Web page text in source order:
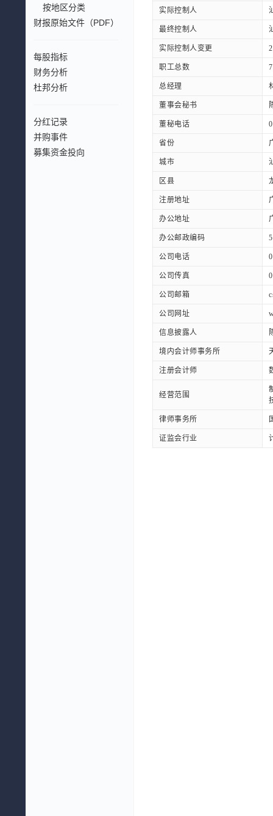
按地区分类
财报原始文件（PDF）
每股指标
财务分析
杜邦分析
分红记录
并购事件
募集资金投向
实际控制人
最终控制人
实际控制人变更
职工总数
总经理
董事会秘书
董秘电话
省份
城市
区县
注册地址
办公地址
办公邮政编码
公司电话
公司传真
公司邮箱
公司网址
信息披露人
境内会计师事务所
注册会计师
经营范围
律师事务所
证监会行业